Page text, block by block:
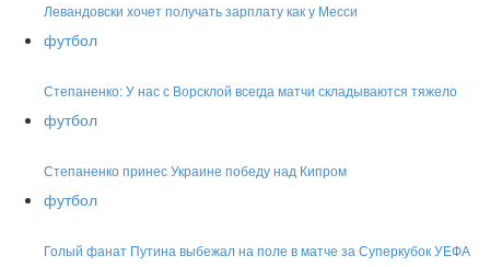
Левандовски хочет получать зарплату как у Месси
футбол
Степаненко: У нас с Ворсклой всегда матчи складываются тяжело
футбол
Степаненко принес Украине победу над Кипром
футбол
Голый фанат Путина выбежал на поле в матче за Суперкубок УЕФА